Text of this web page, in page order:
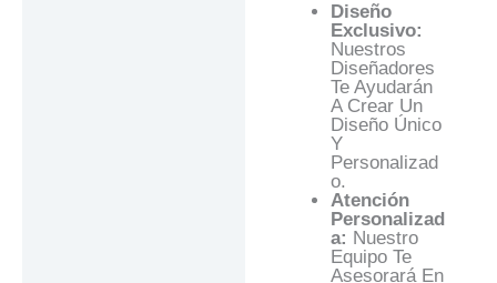
Diseño
Exclusivo:
Nuestros
Diseñadores
Te Ayudarán
A Crear Un
Diseño Único
Y
Personalizad
O.
Atención
Personalizad
A: Nuestro
Equipo Te
Asesorará En